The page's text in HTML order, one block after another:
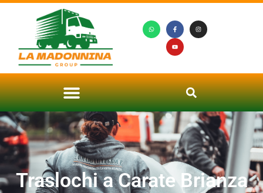
Traslochi a Carate Brianza